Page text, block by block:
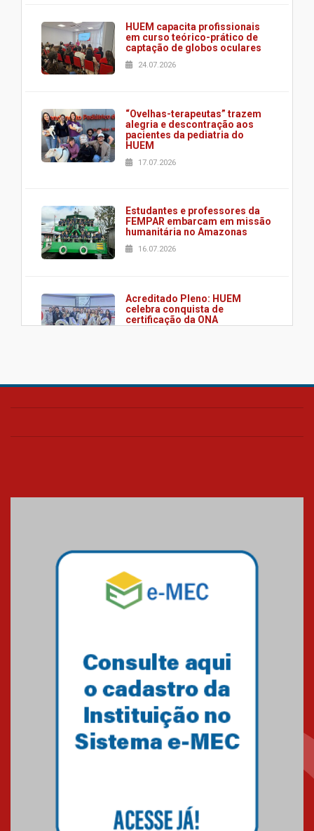
HUEM capacita profissionais
em curso teórico-prático de
captação de globos oculares
24.07.2026
“Ovelhas-terapeutas” trazem
alegria e descontração aos
pacientes da pediatria do
HUEM
17.07.2026
Estudantes e professores da
FEMPAR embarcam em missão
humanitária no Amazonas
16.07.2026
Acreditado Pleno: HUEM
celebra conquista de
certificação da ONA
HUEM é o primeiro hospital do
UTI's inteligentes
Pós-Asco: evento do HUEM
debate novidades sobre
estudos e tratamentos contra
o câncer
MackPesquisa 2026 prorroga
inscrições até 14 de agosto
15.06.2026